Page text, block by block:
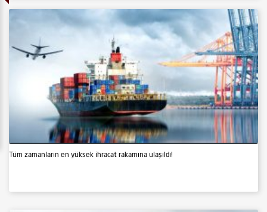
Tüm zamanların en yüksek ihracat rakamına ulaşıldı!